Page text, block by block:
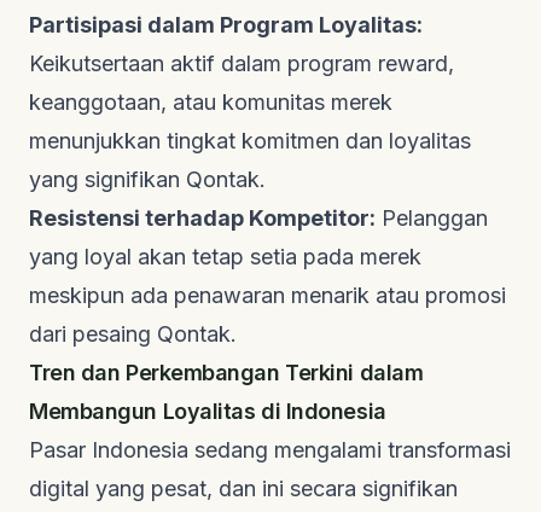
Partisipasi dalam Program Loyalitas:
Keikutsertaan aktif dalam program reward,
keanggotaan, atau komunitas merek
menunjukkan tingkat komitmen dan loyalitas
yang signifikan Qontak.
Resistensi terhadap Kompetitor: Pelanggan
yang loyal akan tetap setia pada merek
meskipun ada penawaran menarik atau promosi
dari pesaing Qontak.
Tren dan Perkembangan Terkini dalam
Membangun Loyalitas di Indonesia
Pasar Indonesia sedang mengalami transformasi
digital yang pesat, dan ini secara signifikan